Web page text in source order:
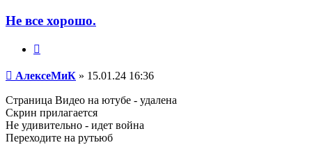
Не все хорошо.
Сообщение
АлексеМиК » 15.01.24 16:36
Страница Видео на ютубе - удалена
Скрин прилагается
Не удивительно - идет война
Переходите на рутьюб